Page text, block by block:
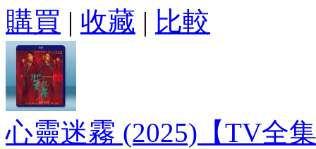
購買 | 收藏 | 比較
心靈迷霧 (2025)【TV全